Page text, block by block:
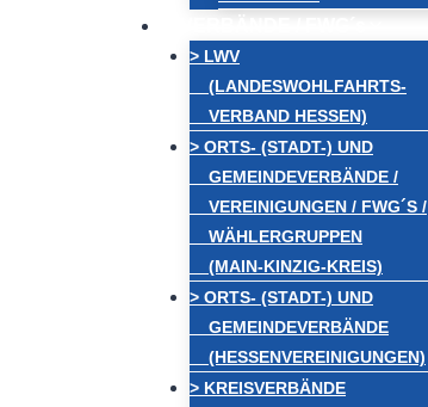
> LWV
(LANDESWOHLFAHRTS-
VERBAND HESSEN)
> ORTS- (STADT-) UND
GEMEINDEVERBÄNDE /
VEREINIGUNGEN / FWG´S /
WÄHLERGRUPPEN
(MAIN-KINZIG-KREIS)
> ORTS- (STADT-) UND
GEMEINDEVERBÄNDE
(HESSENVEREINIGUNGEN)
> KREISVERBÄNDE